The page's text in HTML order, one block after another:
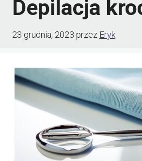
Depilacja
23 grudnia, 2023 przez Eryk